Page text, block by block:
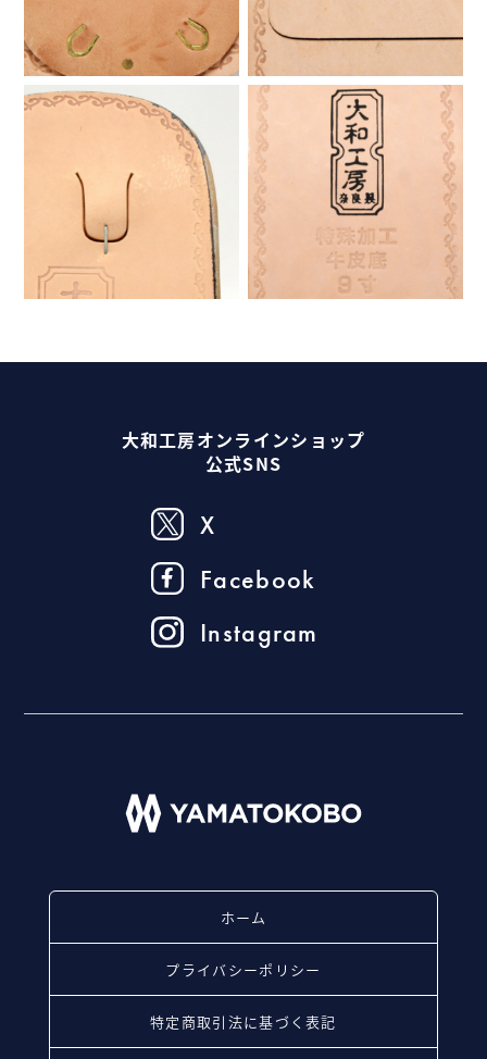
大和工房オンラインショップ
公式SNS
X
Facebook
Instagram
ホーム
プライバシーポリシー
特定商取引法に基づく表記